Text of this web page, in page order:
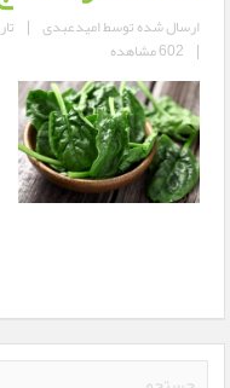
ارسال شده توسطامیدعبدی | تاریخ:
| 602 مشاهده